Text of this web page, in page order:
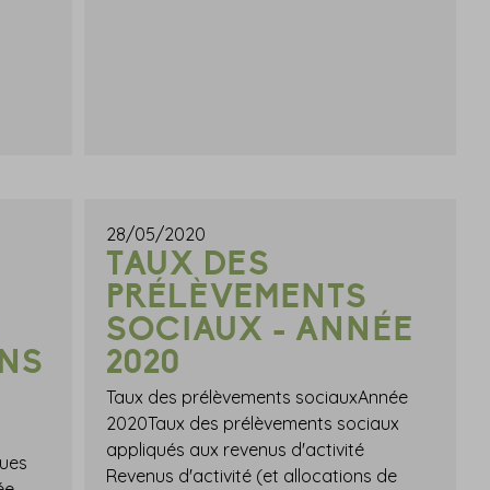
28/05/2020
TAUX DES
PRÉLÈVEMENTS
SOCIAUX - ANNÉE
2020
Taux des prélèvements sociauxAnnée
2020Taux des prélèvements sociaux
appliqués aux revenus d'activité
Revenus d'activité (et allocations de